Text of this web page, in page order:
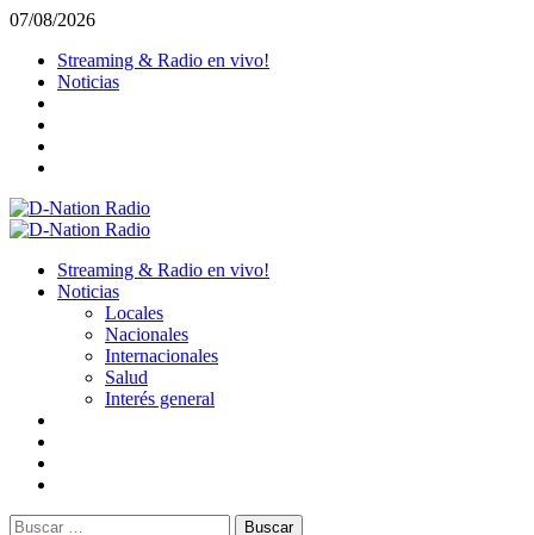
Saltar
contenido
07/08/2026
Streaming & Radio en vivo!
Noticias
Menú
Streaming & Radio en vivo!
Noticias
Locales
Nacionales
Internacionales
Salud
Interés general
Buscar: